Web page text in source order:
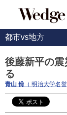
都市vs地方
後藤新平の震
る
青山 佾 （ 明治大学名誉